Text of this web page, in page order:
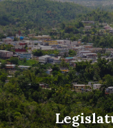
Skip
to
content
Skip
to
main
navigation
Skip
to
footer